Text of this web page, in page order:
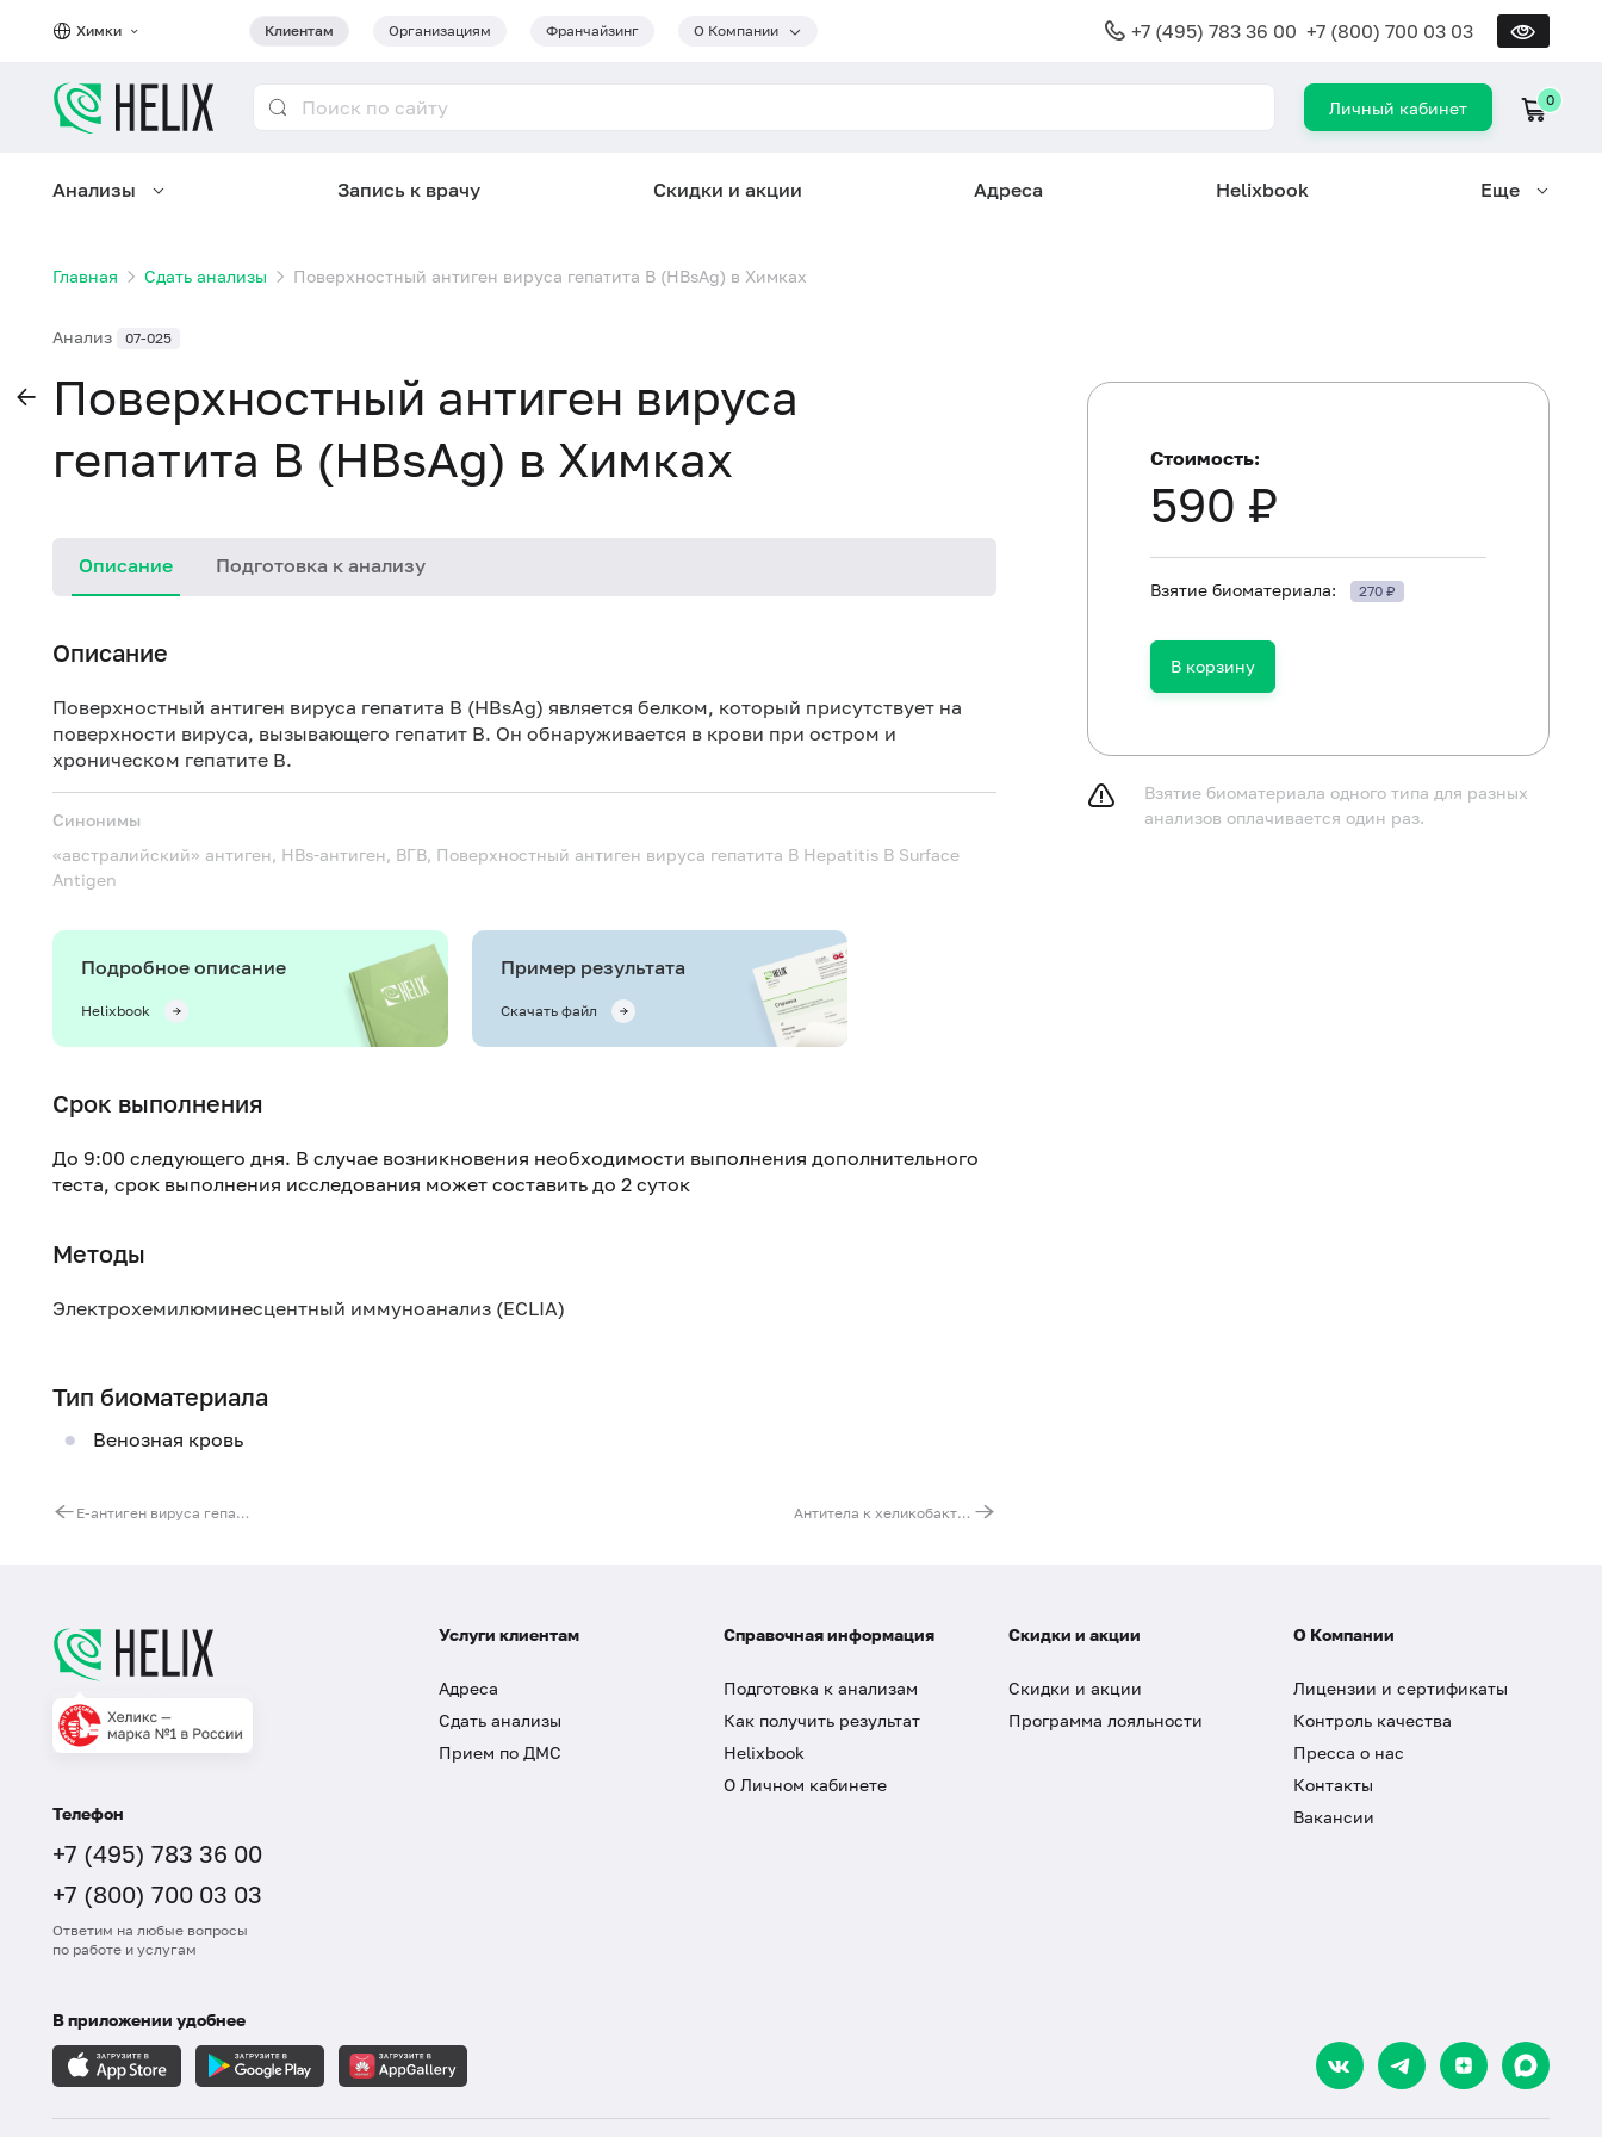
Химки Клиентам Организациям Франчайзинг О Компании +7 (495) 783 36 00 +7 (800) 700 03 03
Личный кабинет 0
Анализы Запись к врачу Скидки и акции Адреса Helixbook Еще
Главная Сдать анализы Поверхностный антиген вируса гепатита B (HBsAg) в Химках
Анализ 07-025
Поверхностный антиген вируса
гепатита B (HBsAg) в Химках
Описание Подготовка к анализу
Описание
Поверхностный антиген вируса гепатита В (HВsAg) является белком, который присутствует на
поверхности вируса, вызывающего гепатит В. Он обнаруживается в крови при остром и
хроническом гепатите В.
Синонимы
«австралийский» антиген, HBs-антиген, ВГВ, Поверхностный антиген вируса гепатита B Hepatitis B Surface
Antigen
Подробное описание
Helixbook
Пример результата
Скачать файл
Срок выполнения
До 9:00 следующего дня. В случае возникновения необходимости выполнения дополнительного
теста, срок выполнения исследования может составить до 2 суток
Методы
Электрохемилюминесцентный иммуноанализ (ECLIA)
Тип биоматериала
Венозная кровь
Е-антиген вируса гепатита B (HBeAg) Антитела к хеликобактеру пилори (Helicobacter pylori, IgA)
Не курить в течение 30 минут до исследования.
Стоимость:
590 ₽
Взятие биоматериала: 270 ₽
В корзину
Взятие биоматериала одного типа для разных
анализов оплачивается один раз.
Телефон
+7 (495) 783 36 00
+7 (800) 700 03 03
Ответим на любые вопросы
по работе и услугам
Услуги клиентам
Адреса
Сдать анализы
Прием по ДМС
Справочная информация
Подготовка к анализам
Как получить результат
Helixbook
О Личном кабинете
Скидки и акции
Скидки и акции
Программа лояльности
О Компании
Лицензии и сертификаты
Контроль качества
Пресса о нас
Контакты
Вакансии
В приложении удобнее